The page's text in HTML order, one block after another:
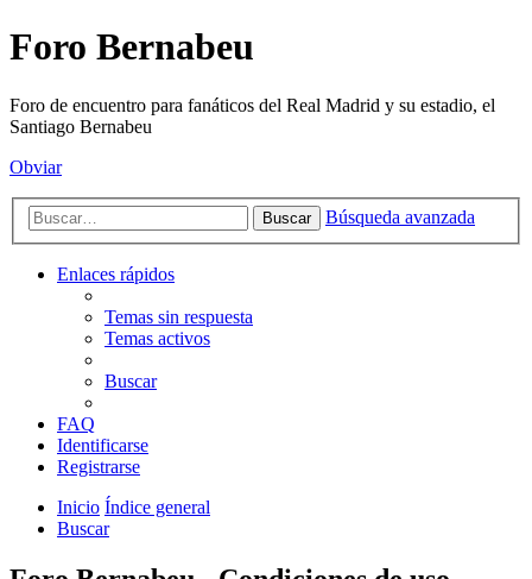
Foro Bernabeu
Foro de encuentro para fanáticos del Real Madrid y su estadio, el
Santiago Bernabeu
Obviar
Buscar Búsqueda avanzada
Enlaces rápidos
Temas sin respuesta
Temas activos
Buscar
FAQ
Identificarse
Registrarse
Inicio Índice general
Buscar